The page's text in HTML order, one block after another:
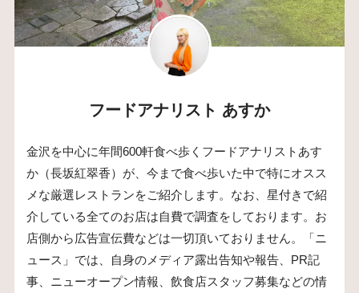
フードアナリスト あすか
金沢を中心に年間600軒食べ歩くフードアナリストあす
か（長坂紅翠香）が、今まで食べ歩いた中で特にオスス
メな厳選レストランをご紹介します。なお、星付きで紹
介している全てのお店は自費で調査をしております。お
店側から広告宣伝費などは一切頂いておりません。「ニ
ュース」では、自身のメディア露出告知や報告、PR記
事、ニューオープン情報、飲食店スタッフ募集などの情